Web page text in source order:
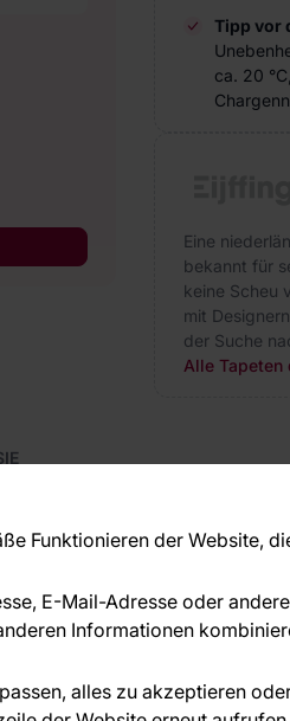
Funktionieren der Website,
E-Mail-Adresse oder
Informationen
alles zu akzeptieren
Tipp vor
ca. 20
Eine
bekannt für
keine Scheu
mit
der Suche
Alle
und Tipps
DAS UNTERNEHMEN